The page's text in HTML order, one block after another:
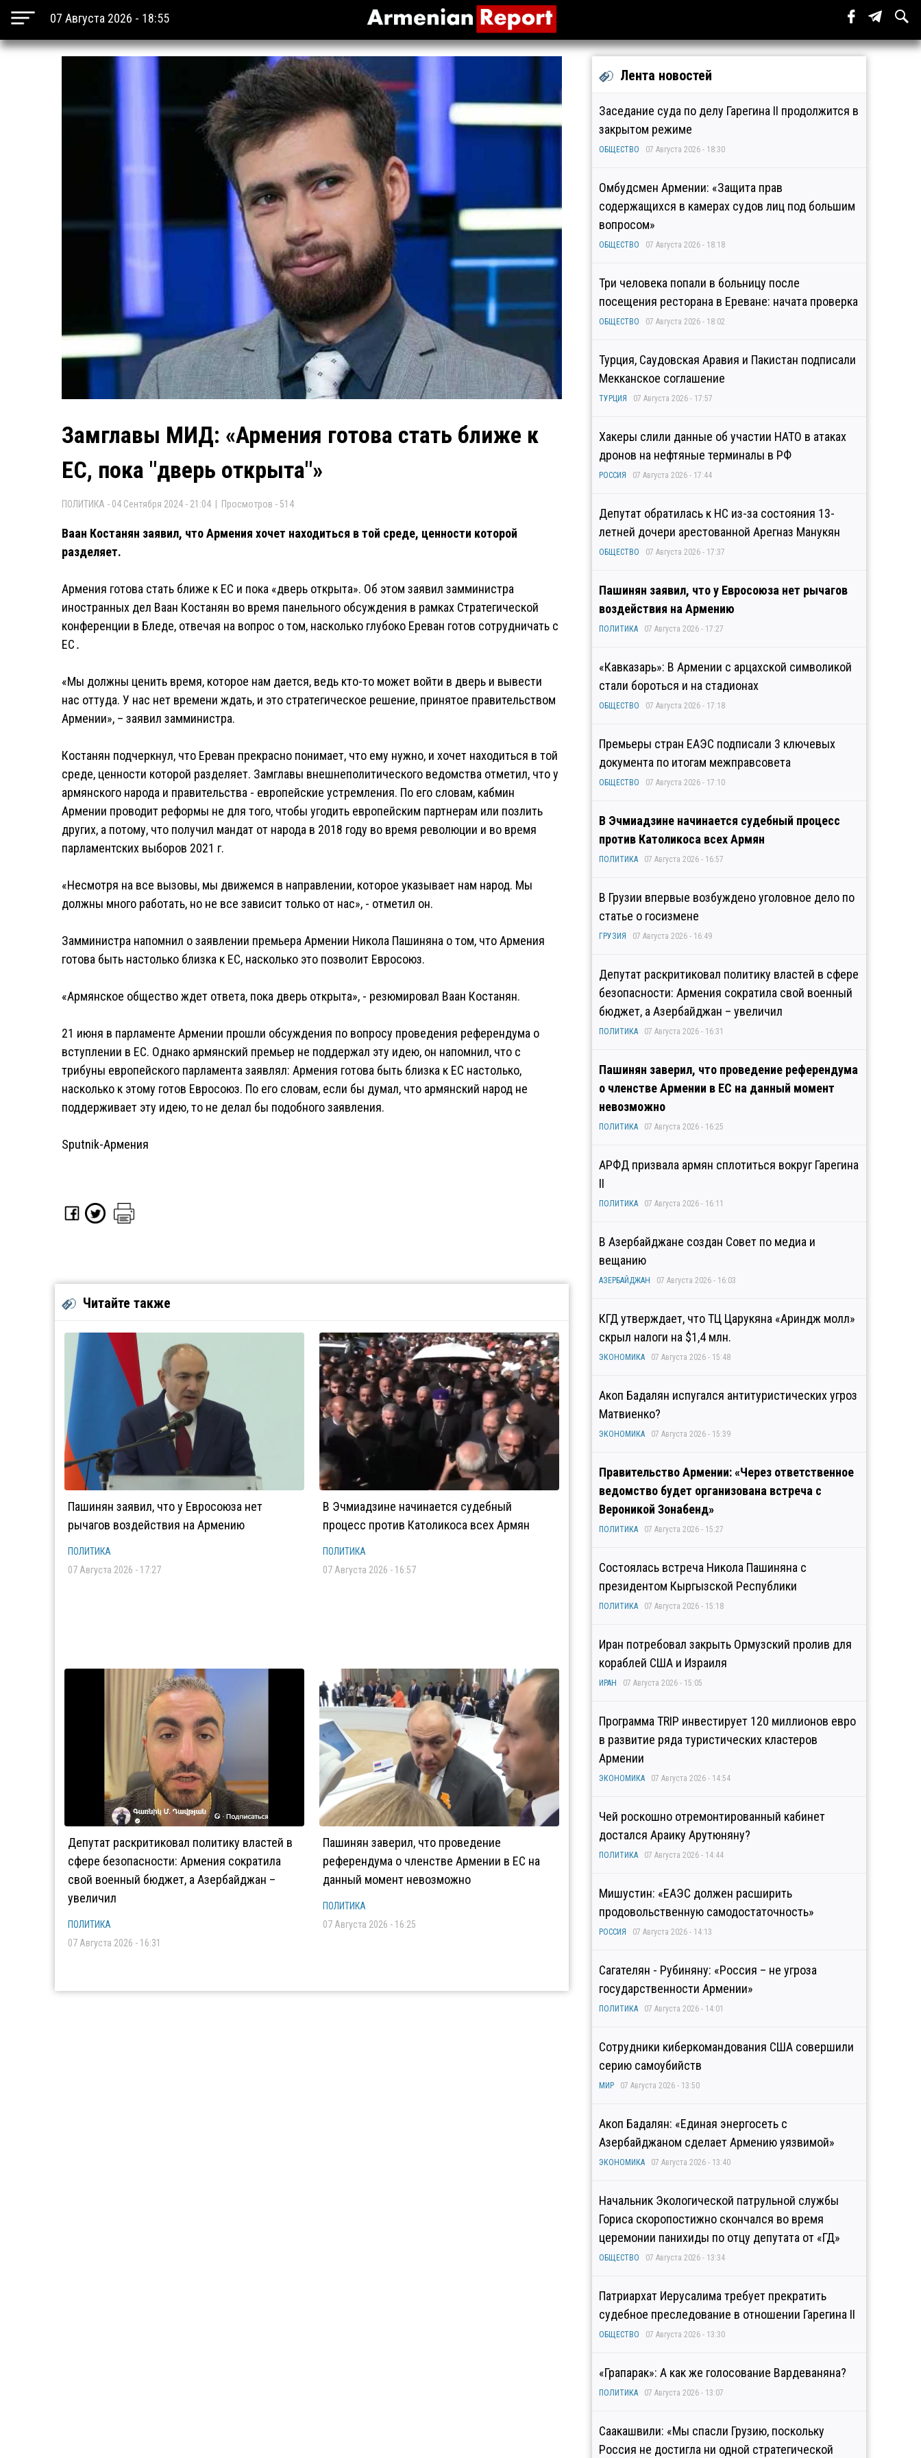
07 Августа 2026 - 18:55
Замглавы МИД: «Армения готова стать ближе к
ЕС, пока "дверь открыта"»
ПОЛИТИКА - 04 Сентября 2024 - 21:04 | Просмотров - 514
Ваан Костанян заявил, что Армения хочет находиться в той среде, ценности которой
разделяет.
Армения готова стать ближе к ЕС и пока «дверь открыта». Об этом заявил замминистра
иностранных дел Ваан Костанян во время панельного обсуждения в рамках Стратегической
конференции в Бледе, отвечая на вопрос о том, насколько глубоко Ереван готов сотрудничать с
ЕС․
«Мы должны ценить время, которое нам дается, ведь кто-то может войти в дверь и вывести
нас оттуда. У нас нет времени ждать, и это стратегическое решение, принятое правительством
Армении», – заявил замминистра.
Костанян подчеркнул, что Ереван прекрасно понимает, что ему нужно, и хочет находиться в той
среде, ценности которой разделяет. Замглавы внешнеполитического ведомства отметил, что у
армянского народа и правительства - европейские устремления. По его словам, кабмин
Армении проводит реформы не для того, чтобы угодить европейским партнерам или позлить
других, а потому, что получил мандат от народа в 2018 году во время революции и во время
парламентских выборов 2021 г.
«Несмотря на все вызовы, мы движемся в направлении, которое указывает нам народ. Мы
должны много работать, но не все зависит только от нас», - отметил он.
Замминистра напомнил о заявлении премьера Армении Никола Пашиняна о том, что Армения
готова быть настолько близка к ЕС, насколько это позволит Евросоюз.
«Армянское общество ждет ответа, пока дверь открыта», - резюмировал Ваан Костанян.
21 июня в парламенте Армении прошли обсуждения по вопросу проведения референдума о
вступлении в ЕС. Однако армянский премьер не поддержал эту идею, он напомнил, что с
трибуны европейского парламента заявлял: Армения готова быть близка к ЕС настолько,
насколько к этому готов Евросоюз. По его словам, если бы думал, что армянский народ не
поддерживает эту идею, то не делал бы подобного заявления.
Sputnik-Армения
Читайте также
Пашинян заявил, что у Евросоюза нет
рычагов воздействия на Армению
ПОЛИТИКА
07 Августа 2026 - 17:27
В Эчмиадзине начинается судебный
процесс против Католикоса всех Армян
ПОЛИТИКА
07 Августа 2026 - 16:57
Депутат раскритиковал политику властей в
сфере безопасности: Армения сократила
свой военный бюджет, а Азербайджан –
увеличил
ПОЛИТИКА
07 Августа 2026 - 16:31
Пашинян заверил, что проведение
референдума о членстве Армении в ЕС на
данный момент невозможно
ПОЛИТИКА
07 Августа 2026 - 16:25
Лента новостей
Заседание суда по делу Гарегина II продолжится в
закрытом режиме
ОБЩЕСТВО 07 Августа 2026 - 18:30
Омбудсмен Армении: «Защита прав
содержащихся в камерах судов лиц под большим
вопросом»
ОБЩЕСТВО 07 Августа 2026 - 18:18
Три человека попали в больницу после
посещения ресторана в Ереване: начата проверка
ОБЩЕСТВО 07 Августа 2026 - 18:02
Турция, Саудовская Аравия и Пакистан подписали
Мекканское соглашение
ТУРЦИЯ 07 Августа 2026 - 17:57
Хакеры слили данные об участии НАТО в атаках
дронов на нефтяные терминалы в РФ
РОССИЯ 07 Августа 2026 - 17:44
Депутат обратилась к НС из-за состояния 13-
летней дочери арестованной Арегназ Манукян
ОБЩЕСТВО 07 Августа 2026 - 17:37
Пашинян заявил, что у Евросоюза нет рычагов
воздействия на Армению
ПОЛИТИКА 07 Августа 2026 - 17:27
«Кавказарь»: В Армении с арцахской символикой
стали бороться и на стадионах
ОБЩЕСТВО 07 Августа 2026 - 17:18
Премьеры стран ЕАЭС подписали 3 ключевых
документа по итогам межправсовета
ОБЩЕСТВО 07 Августа 2026 - 17:10
В Эчмиадзине начинается судебный процесс
против Католикоса всех Армян
ПОЛИТИКА 07 Августа 2026 - 16:57
В Грузии впервые возбуждено уголовное дело по
статье о госизмене
ГРУЗИЯ 07 Августа 2026 - 16:49
Депутат раскритиковал политику властей в сфере
безопасности: Армения сократила свой военный
бюджет, а Азербайджан – увеличил
ПОЛИТИКА 07 Августа 2026 - 16:31
Пашинян заверил, что проведение референдума
о членстве Армении в ЕС на данный момент
невозможно
ПОЛИТИКА 07 Августа 2026 - 16:25
АРФД призвала армян сплотиться вокруг Гарегина
II
ПОЛИТИКА 07 Августа 2026 - 16:11
В Азербайджане создан Совет по медиа и
вещанию
АЗЕРБАЙДЖАН 07 Августа 2026 - 16:03
КГД утверждает, что ТЦ Царукяна «Ариндж молл»
скрыл налоги на $1,4 млн.
ЭКОНОМИКА 07 Августа 2026 - 15:48
Акоп Бадалян испугался антитуристических угроз
Матвиенко?
ЭКОНОМИКА 07 Августа 2026 - 15:39
Правительство Армении: «Через ответственное
ведомство будет организована встреча с
Вероникой Зонабенд»
ПОЛИТИКА 07 Августа 2026 - 15:27
Состоялась встреча Никола Пашиняна с
президентом Кыргызской Республики
ПОЛИТИКА 07 Августа 2026 - 15:18
Иран потребовал закрыть Ормузский пролив для
кораблей США и Израиля
ИРАН 07 Августа 2026 - 15:05
Программа TRIP инвестирует 120 миллионов евро
в развитие ряда туристических кластеров
Армении
ЭКОНОМИКА 07 Августа 2026 - 14:54
Чей роскошно отремонтированный кабинет
достался Араику Арутюняну?
ПОЛИТИКА 07 Августа 2026 - 14:44
Мишустин: «ЕАЭС должен расширить
продовольственную самодостаточность»
РОССИЯ 07 Августа 2026 - 14:13
Сагателян - Рубиняну: «Россия – не угроза
государственности Армении»
ПОЛИТИКА 07 Августа 2026 - 14:01
Сотрудники киберкомандования США совершили
серию самоубийств
МИР 07 Августа 2026 - 13:50
Акоп Бадалян: «Единая энергосеть с
Азербайджаном сделает Армению уязвимой»
ЭКОНОМИКА 07 Августа 2026 - 13:40
Начальник Экологической патрульной службы
Гориса скоропостижно скончался во время
церемонии панихиды по отцу депутата от «ГД»
ОБЩЕСТВО 07 Августа 2026 - 13:34
Патриархат Иерусалима требует прекратить
судебное преследование в отношении Гарегина II
ОБЩЕСТВО 07 Августа 2026 - 13:30
«Грапарак»: А как же голосование Вардеваняна?
ПОЛИТИКА 07 Августа 2026 - 13:07
Саакашвили: «Мы спасли Грузию, поскольку
Россия не достигла ни одной стратегической